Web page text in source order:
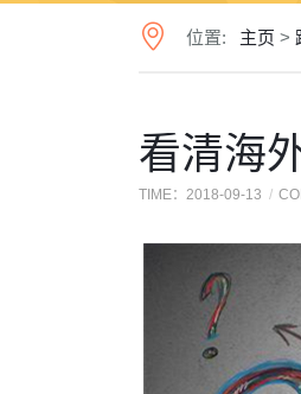
位置: 主页 >
看清海
TIME：2018-09-13